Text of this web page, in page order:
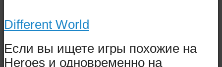
Different World
Если вы ищете игры похожие на
Heroes и одновременно на